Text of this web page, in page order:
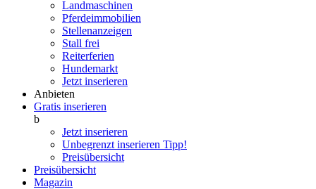
Landmaschinen
Pferdeimmobilien
Stellenanzeigen
Stall frei
Reiterferien
Hundemarkt
Jetzt inserieren
Anbieten
Gratis inserieren
b
Jetzt inserieren
Unbegrenzt inserieren Tipp!
Preisübersicht
Preisübersicht
Magazin